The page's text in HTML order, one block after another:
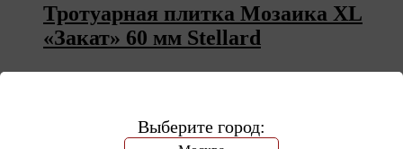
Тротуарная плитка Мозаика XL
«Закат» 60 мм Stellard
Выберите город: